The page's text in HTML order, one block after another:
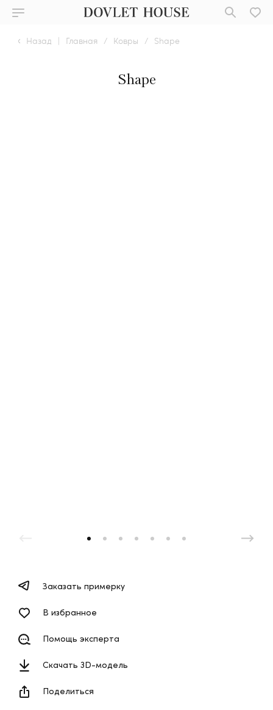
Назад | Главная / Ковры / Shape
Shape
Заказать примерку
В избранное
Помощь эксперта
Скачать 3D-модель
Поделиться